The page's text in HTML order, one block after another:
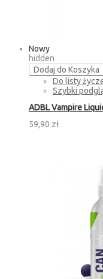
Nowy
hidden
Dodaj do Koszyka
Do listy
Szybki
ADBL Vampire
59,90 zł